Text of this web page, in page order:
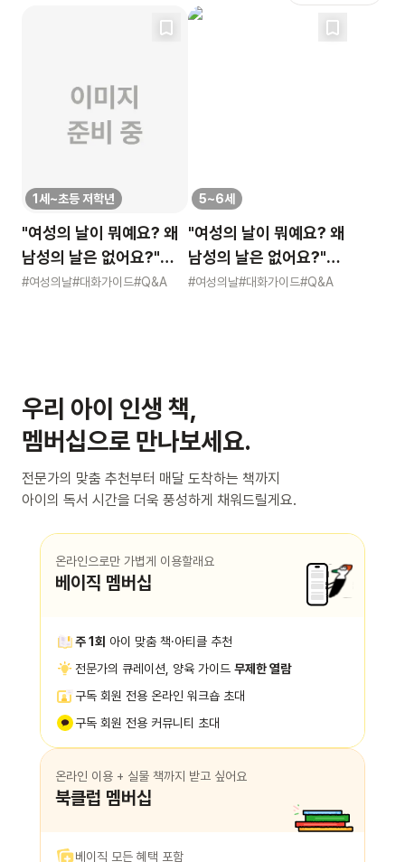
1세~초등 저학년
"여성의 날이 뭐예요? 왜
남성의 날은 없어요?"
묻는 어린이에게 이렇게
#여성의날#대화가이드#Q&A
5~6세
"여성의 날이 뭐예요? 왜
남성의 날은 없어요?"
묻는 어린이에게 이렇게
#여성의날#대화가이드#Q&A
우리 아이 인생 책,
멤버십으로 만나보세요.
전문가의 맞춤 추천부터 매달 도착하는 책까지
아이의 독서 시간을 더욱 풍성하게 채워드릴게요.
온라인으로만 가볍게 이용할래요
베이직 멤버십
주 1회 아이 맞춤 책·아티클 추천
전문가의 큐레이션, 양육 가이드 무제한 열람
구독 회원 전용 온라인 워크숍 초대
구독 회원 전용 커뮤니티 초대
온라인 이용 + 실물 책까지 받고 싶어요
북클럽 멤버십
베이직 모든 혜택 포함